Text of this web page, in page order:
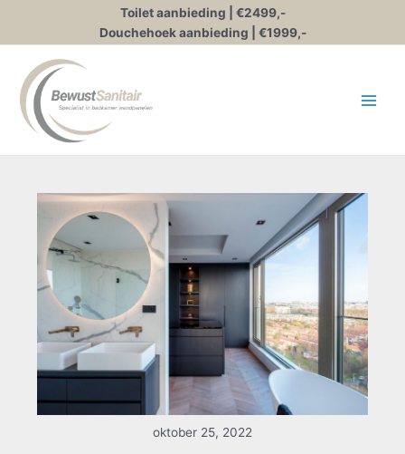
de
inhoud
Toilet aanbieding | €2499,-
Douchehoek aanbieding | €1999,-
oktober 25, 2022